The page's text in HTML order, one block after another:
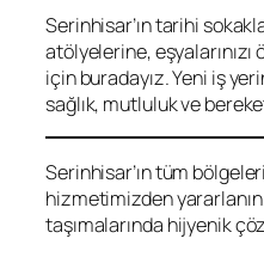
Serinhisar’ın tarihi
atölyelerine, eşyalarınızı
için buradayız. Yeni iş
sağlık, mutluluk ve
Serinhisar’ın tüm
hizmetimizden
taşımalarında hijyenik